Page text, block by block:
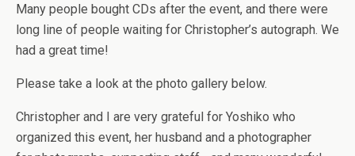
Many people bought CDs after the event, and there were
long line of people waiting for Christopher’s autograph. We
had a great time!
Please take a look at the photo gallery below.
Christopher and I are very grateful for Yoshiko who
organized this event, her husband and a photographer